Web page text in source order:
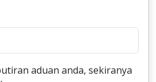
aduan anda, sekiranya